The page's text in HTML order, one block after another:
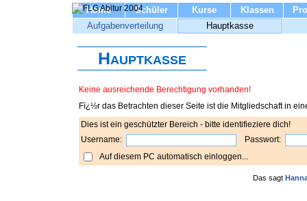
Home Schüler Kurse Klassen
Aufgabenverteilung
Hauptkasse
Hauptkasse
Keine ausreichende Berechtigung vorhanden!
Fï¿½r das Betrachten dieser Seite ist die Mitgliedschaft in
Dies ist ein geschützter Bereich - bitte identifieziere dich!
Username:
Passwort:
Auf diesem PC automatisch einloggen...
Das sagt